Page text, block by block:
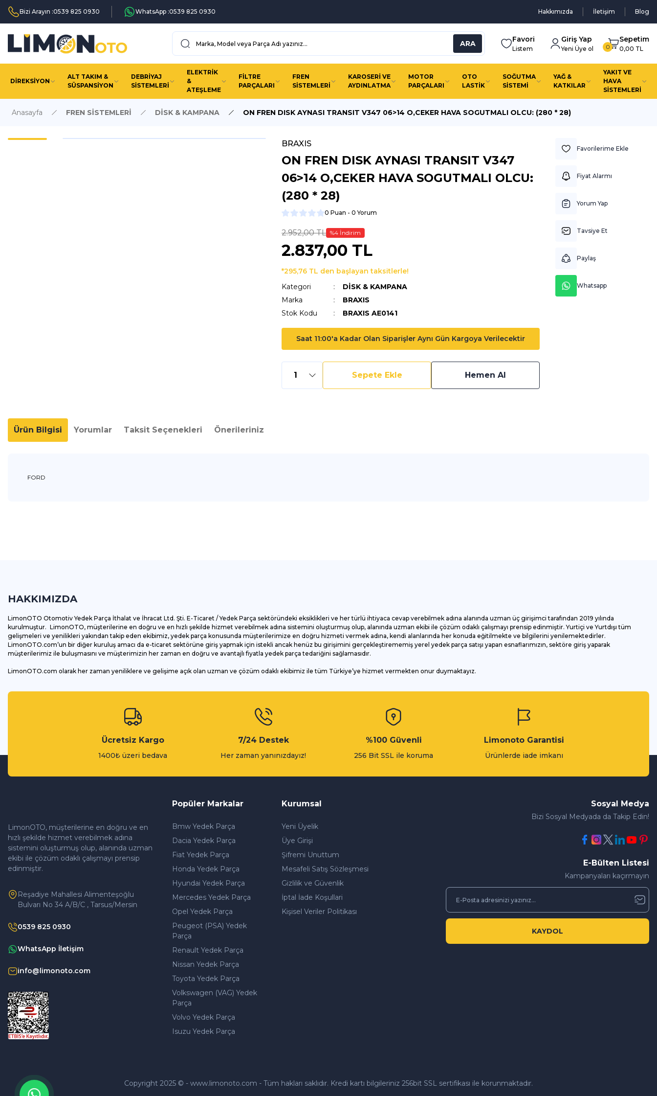
Bizi Arayın :0539 825 0930 WhatsApp :0539 825 0930 Hakkımızda İletişim Blog
ARA Favori
Listem
Giriş Yap
Yeni Üye ol 0
Sepetim
0,00 TL
DİREKSİYON
ALT TAKIM &
SÜSPANSİYON
DEBRİYAJ
SİSTEMLERİ
ELEKTRİK
&
ATEŞLEME
FİLTRE
PARÇALARI
FREN
SİSTEMLERİ
KAROSERİ VE
AYDINLATMA
MOTOR
PARÇALARI
OTO
LASTİK
SOĞUTMA
SİSTEMİ
YAĞ &
KATKILAR
YAKIT VE
HAVA
SİSTEMLERİ
Anasayfa FREN SİSTEMLERİ DİSK & KAMPANA ON FREN DISK AYNASI TRANSIT V347 06>14 O,CEKER HAVA SOGUTMALI OLCU: (280 * 28)
BRAXIS
ON FREN DISK AYNASI TRANSIT V347
06>14 O,CEKER HAVA SOGUTMALI OLCU:
(280 * 28)
0 Puan - 0 Yorum
2.952,00 TL %4 İndirim
2.837,00 TL
*295,76 TL den başlayan taksitlerle!
Kategori
DİSK & KAMPANA
Marka
BRAXIS
Stok Kodu
BRAXIS AE0141
Saat 11:00'a Kadar Olan Siparişler Aynı Gün Kargoya Verilecektir
Sepete Ekle Hemen Al
Fiyat Alarmı
Yorum Yap
Tavsiye Et
Paylaş
Whatsapp
Ürün Bilgisi Yorumlar Taksit Seçenekleri Önerileriniz
FORD
Ürün bilgilerinde hatalar bulunuyor.
Bu ürüne benzer farklı alternatifler olmalı.
Gönder
HAKKIMIZDA
LimonOTO Otomotiv Yedek Parça İthalat ve İhracat Ltd. Şti. E-Ticaret / Yedek Parça sektöründeki eksiklikleri ve her türlü ihtiyaca cevap verebilmek adına alanında uzman üç girişimci tarafından 2019 yılında
kurulmuştur. LimonOTO, müşterilerine en doğru ve en hızlı şekilde hizmet verebilmek adına sistemini oluşturmuş olup, alanında uzman ekibi ile çözüm odaklı çalışmayı prensip edinmiştir. Yurtiçi ve Yurtdışı tüm
gelişmeleri ve yenilikleri yakından takip eden ekibimiz, yedek parça konusunda müşterilerimize en doğru hizmeti vermek adına, kendi alanlarında her konuda eğitilmekte ve bilgilerini yenilemektedirler.
LimonOTO.com’un bir diğer kuruluş amacı da e-ticaret sektörüne giriş yapmak için istekli ancak henüz bu girişimini gerçekleştirememiş yerel yedek parça satışı yapan esnaflarımızın, sektöre giriş yaparak
müşterilerimiz ile buluşmasını ve müşterimizin her zaman en doğru ve avantajlı fiyatla yedek parça tedariğini sağlamasıdır.
LimonOTO.com olarak her zaman yeniliklere ve gelişime açık olan uzman ve çözüm odaklı ekibimiz ile tüm Türkiye’ye hizmet vermekten onur duymaktayız.
Ücretsiz Kargo
1400₺ üzeri bedava
7/24 Destek
Her zaman yanınızdayız!
%100 Güvenli
256 Bit SSL ile koruma
Limonoto Garantisi
Ürünlerde iade imkanı
LimonOTO, müşterilerine en doğru ve en
hızlı şekilde hizmet verebilmek adına
sistemini oluşturmuş olup, alanında uzman
ekibi ile çözüm odaklı çalışmayı prensip
edinmiştir.
Reşadiye Mahallesi Alimenteşoğlu
Bulvarı No 34 A/B/C , Tarsus/Mersin
0539 825 0930
WhatsApp İletişim
info@limonoto.com
Popüler Markalar
Bmw Yedek Parça
Dacia Yedek Parça
Fiat Yedek Parça
Honda Yedek Parça
Hyundai Yedek Parça
Mercedes Yedek Parça
Opel Yedek Parça
Peugeot (PSA) Yedek
Parça
Renault Yedek Parça
Nissan Yedek Parça
Toyota Yedek Parça
Volkswagen (VAG) Yedek
Parça
Volvo Yedek Parça
Isuzu Yedek Parça
Kurumsal
Yeni Üyelik
Üye Girişi
Şifremi Unuttum
Mesafeli Satış Sözleşmesi
Gizlilik ve Güvenlik
İptal İade Koşullari
Kişisel Veriler Politikası
Sosyal Medya
Bizi Sosyal Medyada da Takip Edin!
E-Bülten Listesi
Kampanyaları kaçırmayın
KAYDOL
Copyright 2025 © - www.limonoto.com - Tüm hakları saklıdır. Kredi kartı bilgileriniz 256bit SSL sertifikası ile korunmaktadır.